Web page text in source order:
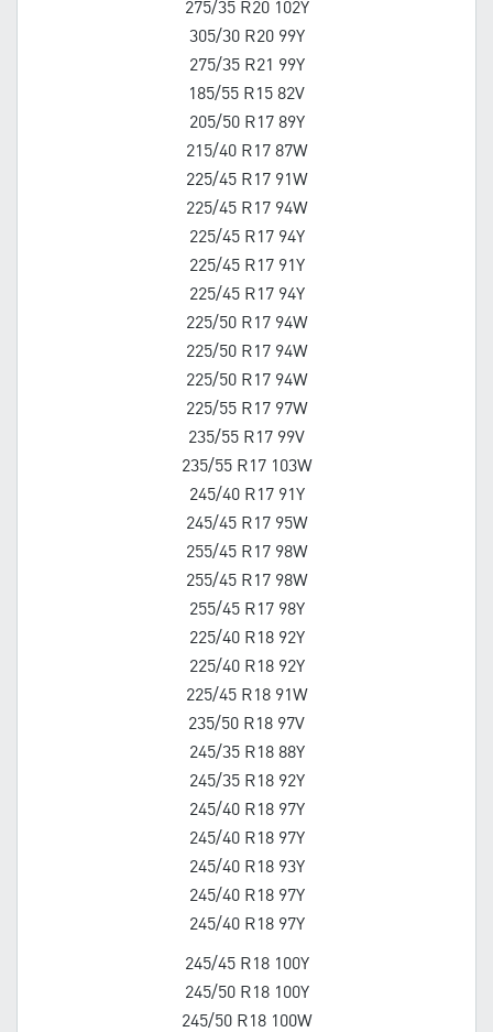
275/35 R20 102Y
305/30 R20 99Y
275/35 R21 99Y
185/55 R15 82V
205/50 R17 89Y
215/40 R17 87W
225/45 R17 91W
225/45 R17 94W
225/45 R17 94Y
225/45 R17 91Y
225/45 R17 94Y
225/50 R17 94W
225/50 R17 94W
225/50 R17 94W
225/55 R17 97W
235/55 R17 99V
235/55 R17 103W
245/40 R17 91Y
245/45 R17 95W
255/45 R17 98W
255/45 R17 98W
255/45 R17 98Y
225/40 R18 92Y
225/40 R18 92Y
225/45 R18 91W
235/50 R18 97V
245/35 R18 88Y
245/35 R18 92Y
245/40 R18 97Y
245/40 R18 97Y
245/40 R18 93Y
245/40 R18 97Y
245/40 R18 97Y
245/45 R18 100Y
245/50 R18 100Y
245/50 R18 100W